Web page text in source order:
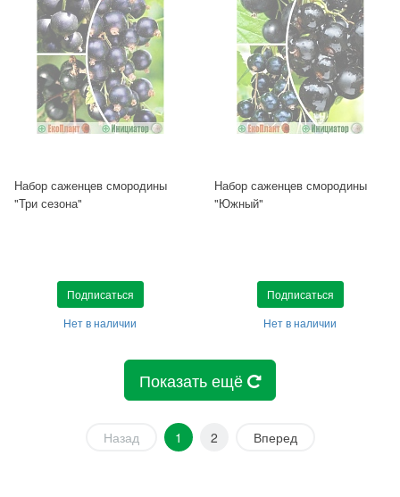
Набор саженцев смородины
"Три сезона"
Подписаться
Нет в наличии
Набор саженцев смородины
"Южный"
Подписаться
Нет в наличии
Показать ещё
Назад 1 2 Вперед